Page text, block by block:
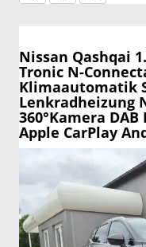
Nissan Qashqai
Tronic N-
Klimaautomatik
Lenkradheizung
360°Kamera
Apple CarPlay